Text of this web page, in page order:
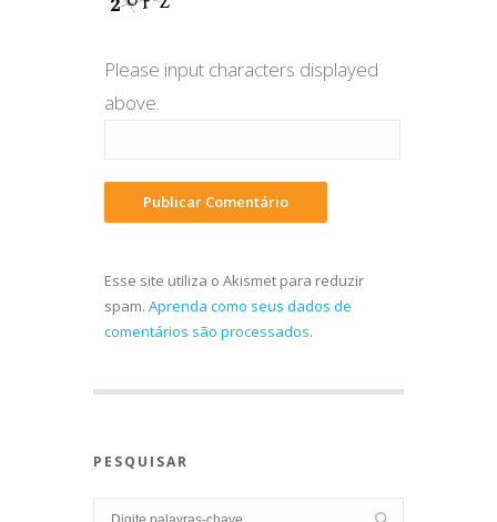
Please input characters displayed
above.
Esse site utiliza o Akismet para reduzir
spam. Aprenda como seus dados de
comentários são processados.
PESQUISAR